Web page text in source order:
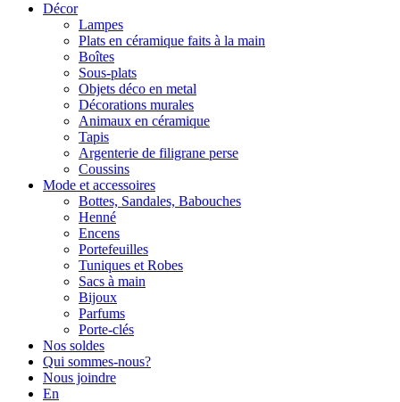
Décor
Lampes
Plats en céramique faits à la main
Boîtes
Sous-plats
Objets déco en metal
Décorations murales
Animaux en céramique
Tapis
Argenterie de filigrane perse
Coussins
Mode et accessoires
Bottes, Sandales, Babouches
Henné
Encens
Portefeuilles
Tuniques et Robes
Sacs à main
Bijoux
Parfums
Porte-clés
Nos soldes
Qui sommes-nous?
Nous joindre
En